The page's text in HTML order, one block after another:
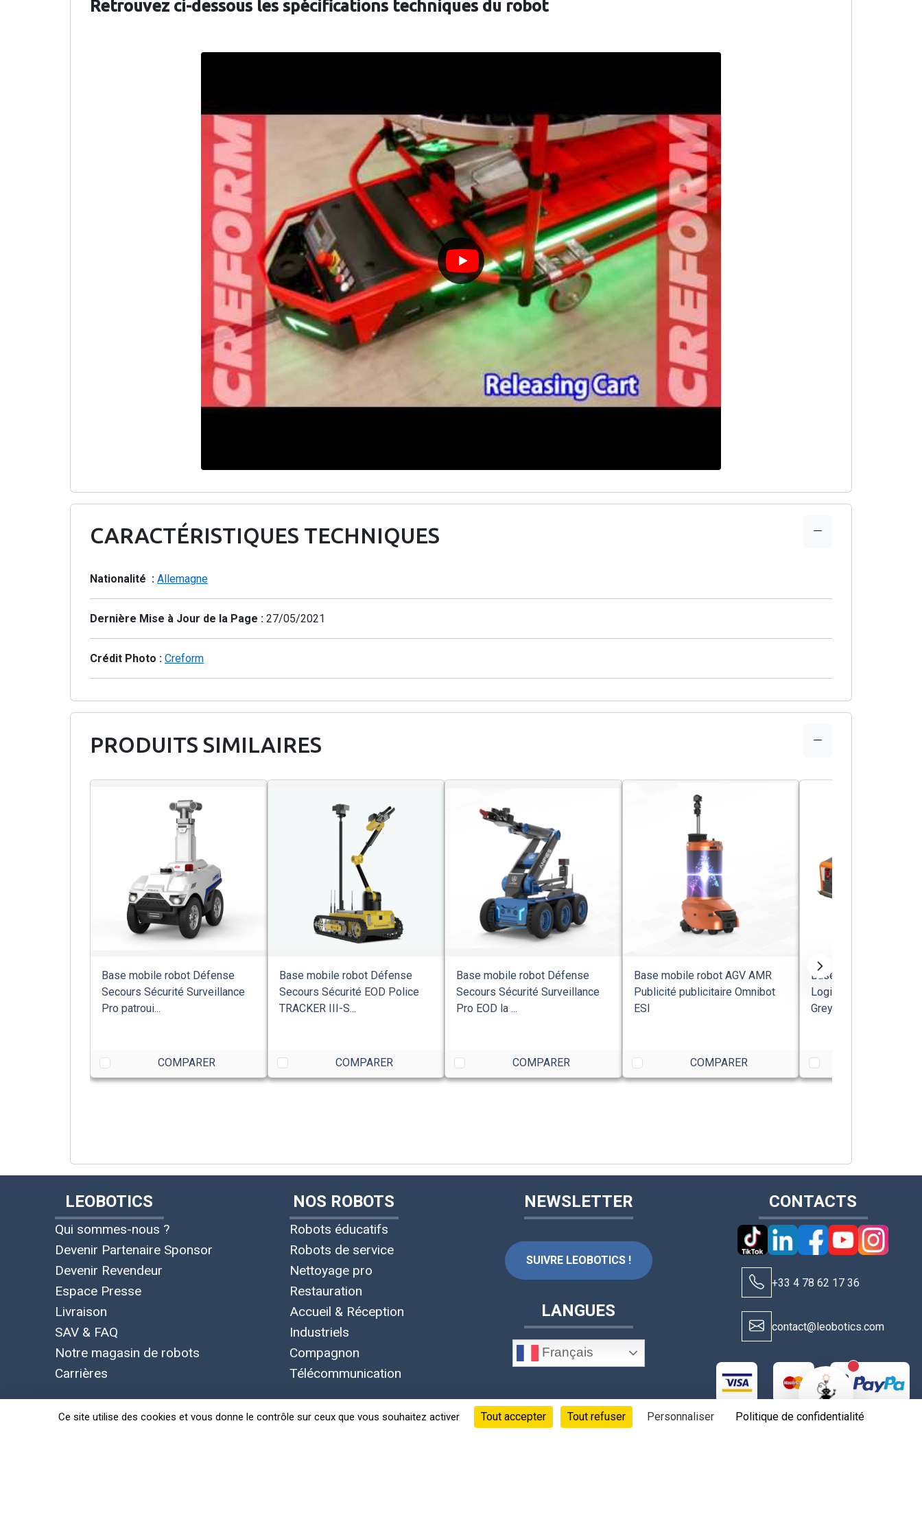
Retrouvez ci-dessous les spécifications techniques du robot
CARACTÉRISTIQUES TECHNIQUES
Nationalité : Allemagne
Dernière Mise à Jour de la Page : 27/05/2021
Crédit Photo : Creform
PRODUITS SIMILAIRES
Base mobile robot Défense
Secours Sécurité Surveillance
Pro patroui...
COMPARER
Base mobile robot Défense
Secours Sécurité EOD Police
TRACKER III-S...
COMPARER
Base mobile robot Défense
Secours Sécurité Surveillance
Pro EOD la ...
COMPARER
Base mobile robot AGV AMR
Publicité publicitaire Omnibot
ESI
COMPARER
Base mobile robot
Logistique Ranger GTP
GreyOrange
LEOBOTICS
Qui sommes-nous ?
Devenir Partenaire Sponsor
Devenir Revendeur
Espace Presse
Livraison
SAV & FAQ
Notre magasin de robots
Carrières
NOS ROBOTS
Robots éducatifs
Robots de service
Nettoyage pro
Restauration
Accueil & Réception
Industriels
Compagnon
Télécommunication
NEWSLETTER
SUIVRE LEOBOTICS !
LANGUES
Français
CONTACTS
+33 4 78 62 17 36
contact@leobotics.com
New alerts
Ce site utilise des cookies et vous donne le contrôle sur ceux que vous souhaitez activer Tout accepter Tout refuser Personnaliser Politique de confidentialité